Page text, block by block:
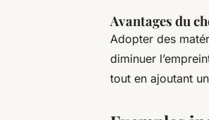
Avantages du
Adopter des
diminuer
tout en ajoutant